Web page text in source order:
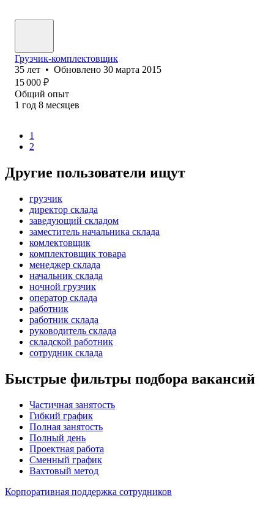
Грузчик-комплектовщик
35 лет • Обновлено 30 марта 2015
15 000 ₽
Общий опыт
1 год 8 месяцев
1
2
Другие пользователи ищут
грузчик
директор склада
заведующий складом
заместитель начальника склада
комлектовщик
комплектовщик товара
менеджер склада
начальник склада
ночной грузчик
оператор склада
работник
работник склада
руководитель склада
складской работник
сотрудник склада
Быстрые фильтры подбора вакансий
Частичная занятость
Гибкий график
Полная занятость
Полный день
Проектная работа
Сменный график
Вахтовый метод
Корпоративная поддержка сотрудников